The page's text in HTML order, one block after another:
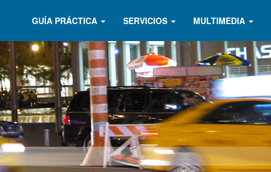
GUÍA PRÁCTICA SERVICIOS MULTIMEDIA